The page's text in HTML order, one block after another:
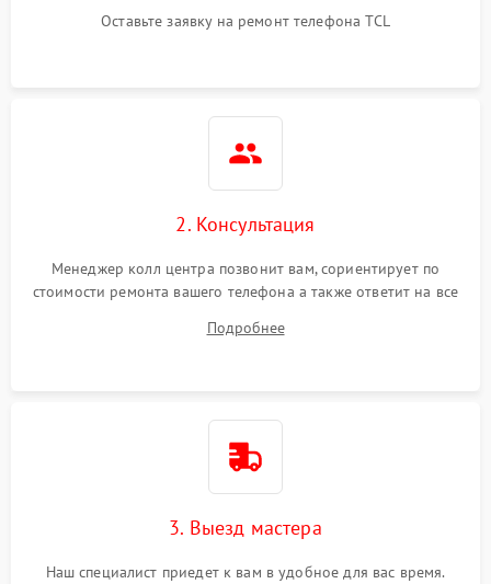
Оставьте заявку на ремонт телефона TCL
2. Консультация
Менеджер колл центра позвонит вам, сориентирует по
стоимости ремонта вашего телефона а также ответит на все
Подробнее
3. Выезд мастера
Наш специалист приедет к вам в удобное для вас время.